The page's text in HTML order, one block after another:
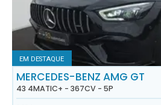
EM DESTAQUE
MERCEDES-BENZ AMG GT
43 4MATIC+ - 367CV - 5P